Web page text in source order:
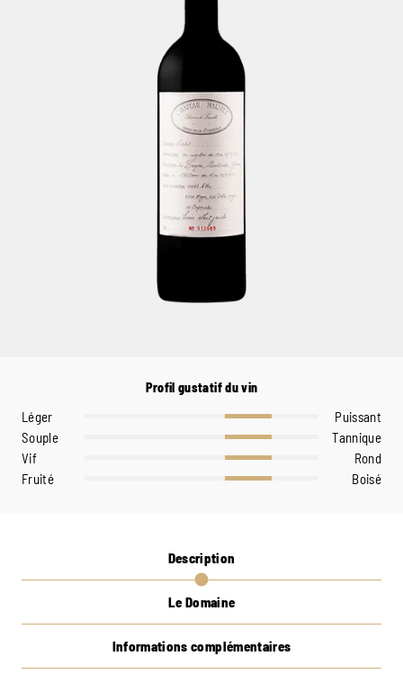
Profil gustatif du vin
Léger
Puissant
Souple
Tannique
Vif
Rond
Fruité
Boisé
Description
Le Domaine
Informations complémentaires